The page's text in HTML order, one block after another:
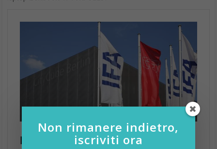
Non rimanere indietro,
iscriviti ora